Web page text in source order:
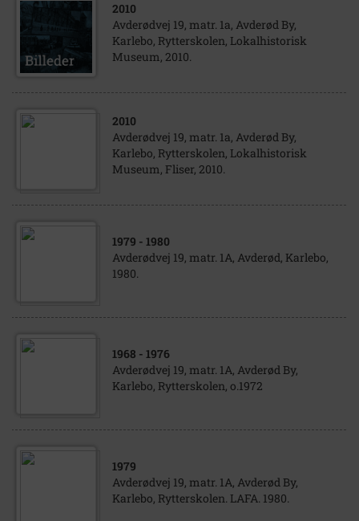
2010
Avderødvej 19, matr. 1a, Avderød By,
Karlebo, Rytterskolen, Lokalhistorisk
Museum, 2010.
2010
Avderødvej 19, matr. 1a, Avderød By,
Karlebo, Rytterskolen, Lokalhistorisk
Museum, Fliser, 2010.
1979 - 1980
Avderødvej 19, matr. 1A, Avderød, Karlebo,
1980.
1968 - 1976
Avderødvej 19, matr. 1A, Avderød By,
Karlebo, Rytterskolen, o.1972
1979
Avderødvej 19, matr. 1A, Avderød By,
Karlebo, Rytterskolen. LAFA. 1980.